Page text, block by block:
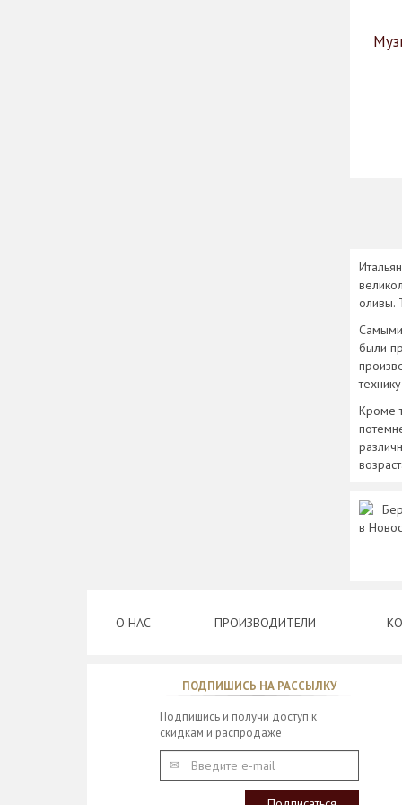
оливы.
были
Кроме
в
О НАС ПРОИЗВОДИТЕЛИ
ПОДПИШИСЬ НА РАССЫЛКУ
Подпишись и получи доступ к
скидкам и распродаже